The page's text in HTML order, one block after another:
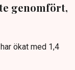
genomfört,
ökat med 1,4